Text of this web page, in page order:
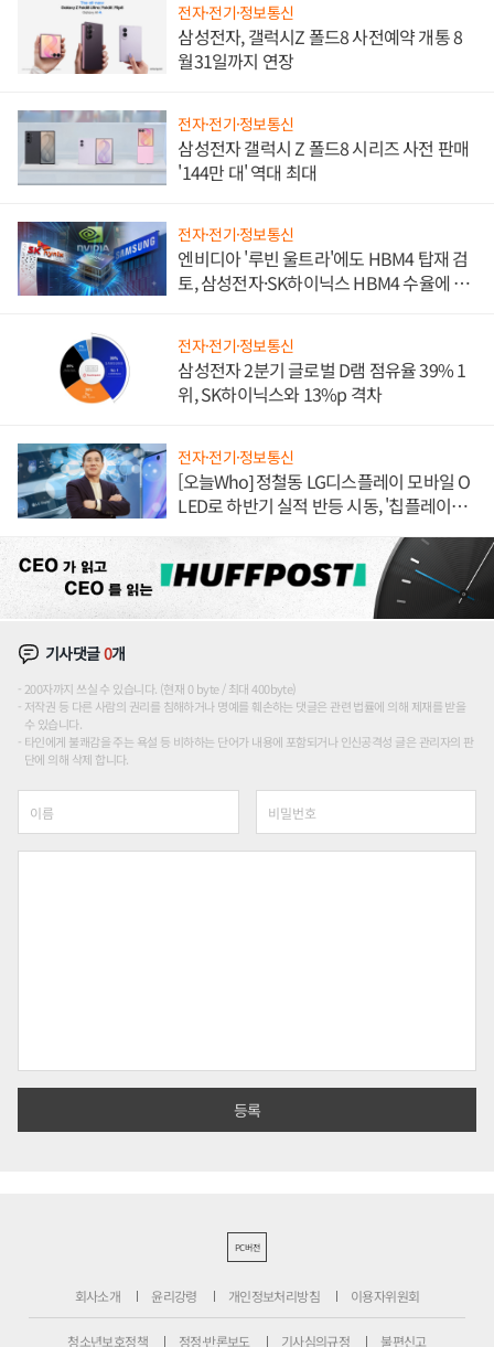
전자·전기·정보통신
삼성전자, 갤럭시Z 폴드8 사전예약 개통 8
월31일까지 연장
전자·전기·정보통신
삼성전자 갤럭시 Z 폴드8 시리즈 사전 판매
'144만 대' 역대 최대
전자·전기·정보통신
엔비디아 '루빈 울트라'에도 HBM4 탑재 검
토, 삼성전자·SK하이닉스 HBM4 수율에 주
전자·전기·정보통신
삼성전자 2분기 글로벌 D램 점유율 39% 1
위, SK하이닉스와 13%p 격차
전자·전기·정보통신
[오늘Who] 정철동 LG디스플레이 모바일 O
LED로 하반기 실적 반등 시동, '칩플레이
기사댓글0개
200자까지 쓰실 수 있습니다. (현재 0 byte / 최대 400byte)
저작권 등 다른 사람의 권리를 침해하거나 명예를 훼손하는 댓글은 관련 법률에 의해 제재를 받을
수 있습니다.
타인에게 불쾌감을 주는 욕설 등 비하하는 단어가 내용에 포함되거나 인신공격성 글은 관리자의 판
단에 의해 삭제 합니다.
PC버전
회사소개 윤리강령 개인정보처리방침 이용자위원회
청소년보호정책 정정·반론보도 기사심의규정 불편신고